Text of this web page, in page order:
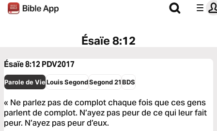
Ésaïe 8:12
Ésaïe 8:12PDV2017
Parole de VieLouis SegondSegond 21BDS
« Ne parlez pas de complot chaque fois que ces gens
parlent de complot. N’ayez pas peur de ce qui leur fait
peur. N’ayez pas peur d’eux.